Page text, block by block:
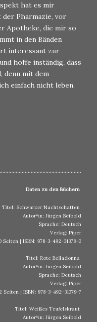
hat es mir
der Pharmazie, vor
Apotheke, die mir so
in den Bänden
interessant zur
hoffe inständig, dass
denn mit dem
einfach nicht leben.
Daten zu den Büchern
Titel: Schwarzer Nachtschatten
Autor*in: Jürgen Seibold
Sprache: Deutsch
Verlag: Piper
Seiten | ISBN: 978-3-492-31378-0
Titel: Rote Belladonna
Autor*in: Jürgen Seibold
Sprache: Deutsch
Verlag: Piper
Seiten | ISBN: 978-3-492-31379-7
Titel: Weißes Teufelskraut
Autor*in: Jürgen Seibold